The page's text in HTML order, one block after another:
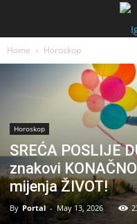
Home Horoskop
Horoskop
SREĆA POSLIJE
znakovi
mijenja ŽIVOT!
By Portal - May 13, 2026